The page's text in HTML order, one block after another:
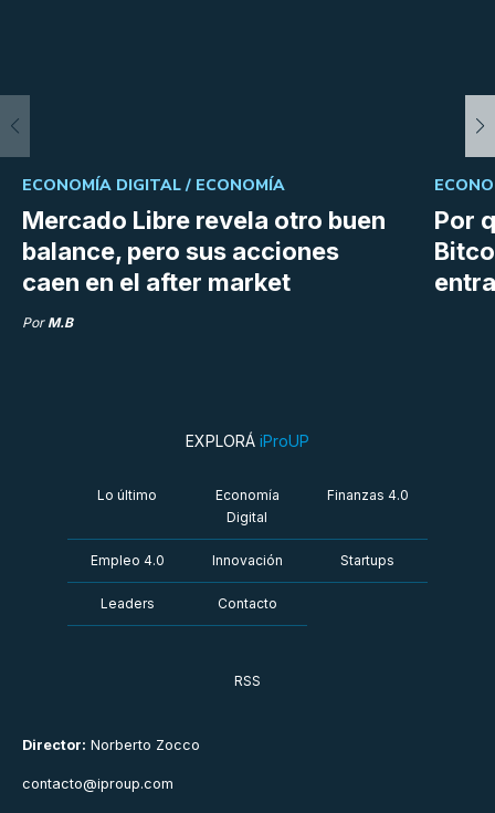
Mercado Libre revela otro buen
balance, pero sus acciones
caen en el after market
ECONOMÍA DIGITAL / ECONOMÍA
Por M.B
Por
Director: Norberto Zocco
contacto@iproup.com
EXPLORÁ iProUP
Lo último
Economía
Digital
Finanzas 4.0
Empleo 4.0 Innovación Startups
Leaders Contacto
RSS